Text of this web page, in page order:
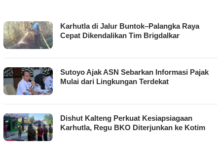
SUARA
KALIMANTAN
MEMBANGUN
Karhutla di Jalur Buntok–Palangka Raya
Cepat Dikendalikan Tim Brigdalkar
Sutoyo Ajak ASN Sebarkan Informasi Pajak
Mulai dari Lingkungan Terdekat
Dishut Kalteng Perkuat Kesiapsiagaan
Karhutla, Regu BKO Diterjunkan ke Kotim